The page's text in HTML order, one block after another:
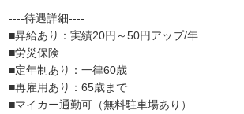
----待遇詳細----
■昇給あり：実績20円～50円アップ/年
■労災保険
■定年制あり：一律60歳
■再雇用あり：65歳まで
■マイカー通勤可（無料駐車場あり）